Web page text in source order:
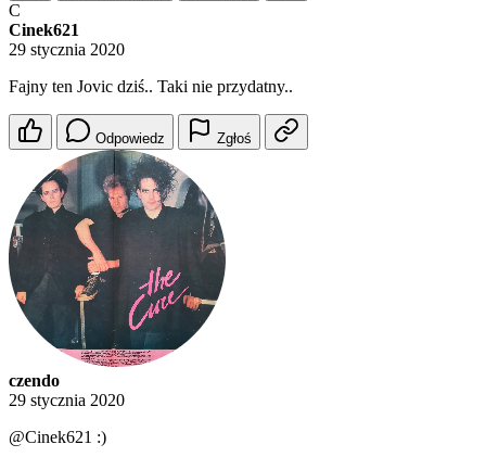
C
Cinek621
29 stycznia 2020
Fajny ten Jovic dziś.. Taki nie przydatny..
Odpowiedz Zgłoś
czendo
29 stycznia 2020
@Cinek621 :)